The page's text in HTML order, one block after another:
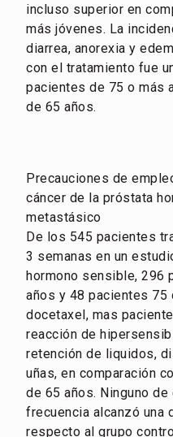
incluso superior en
más jóvenes. La
diarrea, anorexia y
con el tratamiento fue
pacientes de 75 o más
de 65 años.
Precauciones de
cáncer de la próstata
metastásico
De los 545 pacientes
3 semanas en un
hormono sensible, 296
años y 48 pacientes 75
docetaxel, mas
reacción de
retención de liquidos,
uñas, en comparación
de 65 años. Ninguno
frecuencia alcanzó una
respecto al grupo